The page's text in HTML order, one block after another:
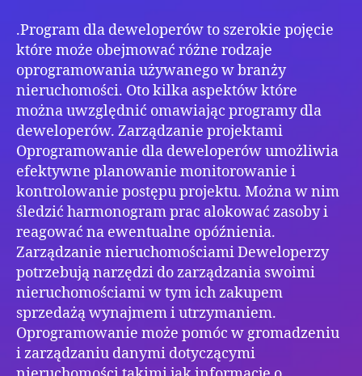
.Program dla deweloperów to szerokie pojęcie
które może obejmować różne rodzaje
oprogramowania używanego w branży
nieruchomości. Oto kilka aspektów które
można uwzględnić omawiając programy dla
deweloperów. Zarządzanie projektami
Oprogramowanie dla deweloperów umożliwia
efektywne planowanie monitorowanie i
kontrolowanie postępu projektu. Można w nim
śledzić harmonogram prac alokować zasoby i
reagować na ewentualne opóźnienia.
Zarządzanie nieruchomościami Deweloperzy
potrzebują narzędzi do zarządzania swoimi
nieruchomościami w tym ich zakupem
sprzedażą wynajmem i utrzymaniem.
Oprogramowanie może pomóc w gromadzeniu
i zarządzaniu danymi dotyczącymi